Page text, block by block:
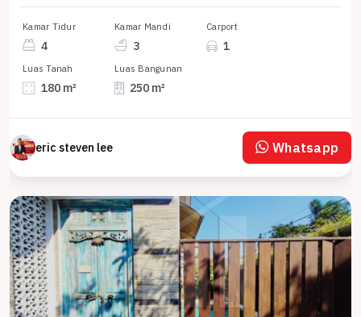
Kamar Tidur
4
Kamar Mandi
3
Carport
1
Luas Tanah
180 m²
Luas Bangunan
250 m²
eric steven lee Whatsapp